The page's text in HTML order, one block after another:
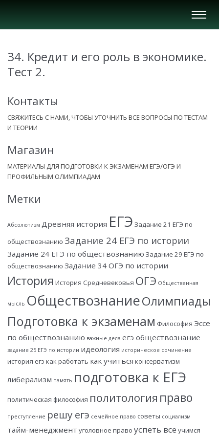
Вкл/
Выкл
34. Кредит и его роль в экономике.
Тест 2.
Контакты
СВЯЖИТЕСЬ С НАМИ, ЧТОБЫ УТОЧНИТЬ ВСЕ ВОПРОСЫ ПО ТЕСТАМ
И ТЕОРИИ
Магазин
МАТЕРИАЛЫ ДЛЯ ПОДГОТОВКИ К ЭКЗАМЕНАМ ЕГЭ/ОГЭ И
ПРОФИЛЬНЫМ ОЛИМПИАДАМ
Метки
Абсолютизм Древняя история ЕГЭ Задание 21 ЕГЭ по
обществознанию Задание 24 ЕГЭ по истории
Задание 24 ЕГЭ по обществознанию Задание 29 ЕГЭ по
обществознанию Задание 34 ОГЭ по истории
История История Средневековья ОГЭ Общественная
мысль ОбществознаниеОлимпиады
Подготовка к экзаменам Философия Эссе
по обществознанию важные дела егэ обществознание
задание 25 ЕГЭ по истории идеология историческое сочинение
история егэ как работать как учиться консерватизм
либерализм память подготовка к ЕГЭ
политическая философия политология право
преступление решу егэ семейное право советы социализм
тайм-менеджмент уголовное право успеть все учимся